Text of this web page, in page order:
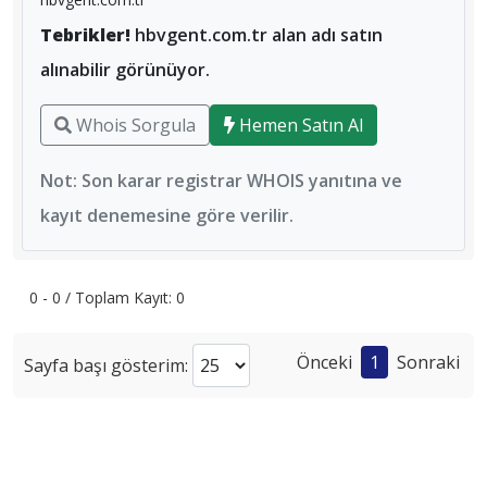
Tebrikler! hbvgent.com.tr alan adı satın
alınabilir görünüyor.
Whois Sorgula Hemen Satın Al
Not: Son karar registrar WHOIS yanıtına ve
kayıt denemesine göre verilir.
0 - 0 / Toplam Kayıt: 0
Sayfa başı gösterim: Önceki 1 Sonraki